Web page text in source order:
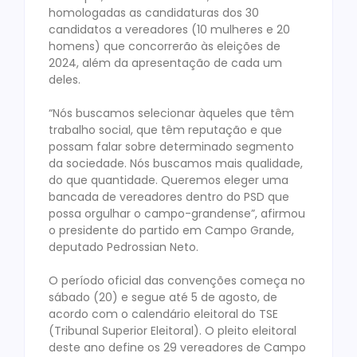
homologadas as candidaturas dos 30
candidatos a vereadores (10 mulheres e 20
homens) que concorrerão às eleições de
2024, além da apresentação de cada um
deles.
“Nós buscamos selecionar àqueles que têm
trabalho social, que têm reputação e que
possam falar sobre determinado segmento
da sociedade. Nós buscamos mais qualidade,
do que quantidade. Queremos eleger uma
bancada de vereadores dentro do PSD que
possa orgulhar o campo-grandense”, afirmou
o presidente do partido em Campo Grande,
deputado Pedrossian Neto.
O período oficial das convenções começa no
sábado (20) e segue até 5 de agosto, de
acordo com o calendário eleitoral do TSE
(Tribunal Superior Eleitoral). O pleito eleitoral
deste ano define os 29 vereadores de Campo